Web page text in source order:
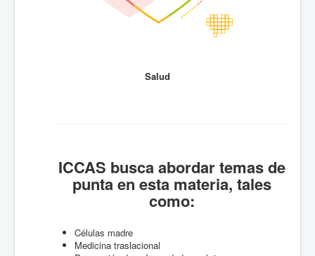
Salud
ICCAS busca abordar temas de
punta en esta materia, tales
como:
Células madre
Medicina traslacional